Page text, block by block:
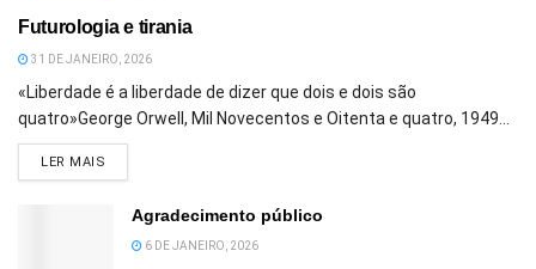
Futurologia e tirania
31 DE JANEIRO, 2026
«Liberdade é a liberdade de dizer que dois e dois são
quatro»George Orwell, Mil Novecentos e Oitenta e quatro, 1949...
LER MAIS
Agradecimento público
6 DE JANEIRO, 2026